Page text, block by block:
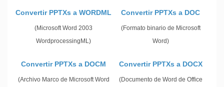
Convertir PPTXs a WORDML
(Microsoft Word 2003
WordprocessingML)
Convertir PPTXs a DOC
(Formato binario de Microsoft
Word)
Convertir PPTXs a DOCM
(Archivo Marco de Microsoft Word
Convertir PPTXs a DOCX
(Documento de Word de Office